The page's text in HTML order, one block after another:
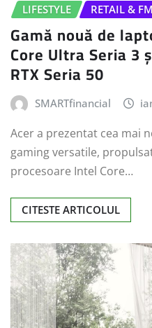
LIFESTYLE
RETAIL &
Gamă nouă de
Core Ultra Seria 3
RTX Seria 50
SMARTfinancial
Acer a prezentat cea mai
gaming versatile,
procesoare Intel Core…
CITESTE ARTICOLUL